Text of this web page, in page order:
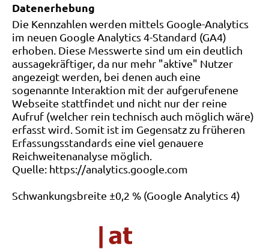
Datenerhebung
Die Kennzahlen werden mittels Google-Analytics
im neuen Google Analytics 4-Standard (GA4)
erhoben. Diese Messwerte sind um ein deutlich
aussagekräftiger, da nur mehr "aktive" Nutzer
angezeigt werden, bei denen auch eine
sogenannte Interaktion mit der aufgerufenene
Webseite stattfindet und nicht nur der reine
Aufruf (welcher rein technisch auch möglich wäre)
erfasst wird. Somit ist im Gegensatz zu früheren
Erfassungsstandards eine viel genauere
Reichweitenanalyse möglich.
Quelle: https://analytics.google.com
Schwankungsbreite ±0,2 % (Google Analytics 4)